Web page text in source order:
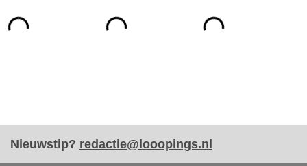
Nieuwstip? redactie@looopings.nl